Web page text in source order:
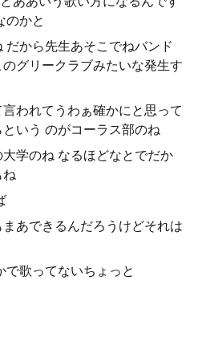
のかと
だから先生あそこでねバンド
グリークラブみたいな発生す
われてうわぁ確かにと思って
いう のがコーラス部のね
学のね なるほどなとでだか
ね
あできるんだろうけどそれは
で歌ってないちょっと